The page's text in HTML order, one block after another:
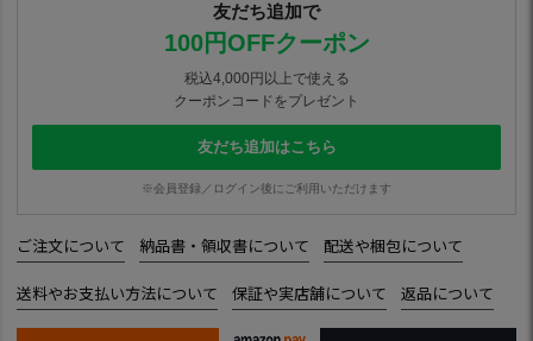
友だち追加で
100円OFFクーポン
税込4,000円以上で使える
クーポンコードをプレゼント
友だち追加はこちら
※会員登録／ログイン後にご利用いただけます
ご注文について 納品書・領収書について 配送や梱包について
送料やお支払い方法について 保証や実店舗について 返品について